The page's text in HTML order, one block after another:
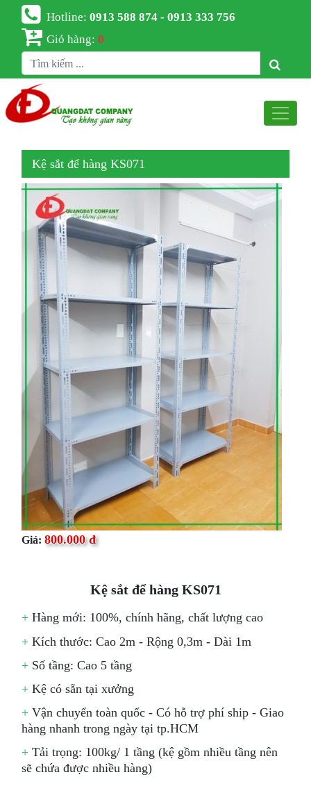
Hotline:0913 588 874 - 0913 333 756
Giỏ hàng:0
Kệ sắt để hàng KS071
Giá: 800.000 đ
Kệ sắt để hàng KS071
+ Hàng mới: 100%, chính hãng, chất lượng cao
+ Kích thước: Cao 2m - Rộng 0,3m - Dài 1m
+ Số tầng: Cao 5 tầng
+ Kệ có sẵn tại xưởng
+ Vận chuyển toàn quốc - Có hỗ trợ phí ship - Giao
hàng nhanh trong ngày tại tp.HCM
+ Tải trọng: 100kg/ 1 tầng (kệ gồm nhiều tầng nên
sẽ chứa được nhiều hàng)